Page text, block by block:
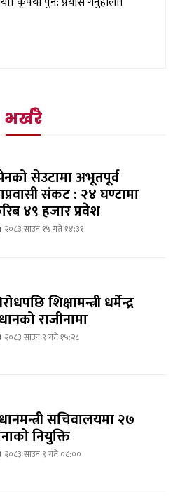
भर्खरै
सेउटामा अभूतपूर्व
संकट : २४ घण्टामा
४९ हजार प्रवेश
२०८३ साउन १५ गते १४:३१
शिक्षामन्त्री धर्मेन्द्र
राजीनामा
२०८३ साउन ९ गते १५:२८
सचिवालयमा २७
नियुक्ति
२०८३ साउन ९ गते ०८:००